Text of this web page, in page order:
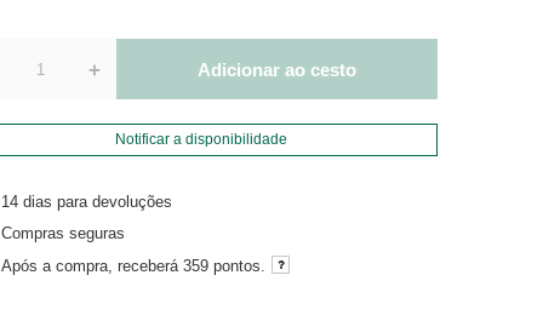
+ Adicionar ao cesto
Notificar a disponibilidade
14 dias para devoluções
Compras seguras
Após a compra, receberá359 pontos.